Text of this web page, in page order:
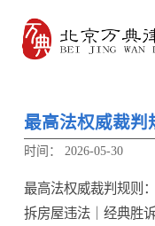
最高法权威裁判
收依据，越权强
时间： 2026-05-30
最高法权威裁判规则
拆房屋违法｜经典胜